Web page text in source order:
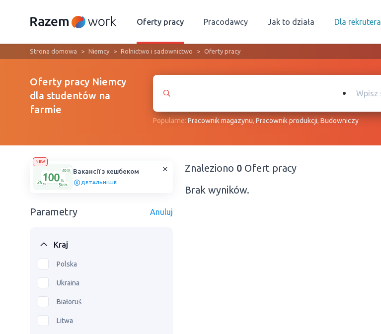
Oferty pracy Pracodawcy Jak to działa Dla rekrutera
Strona domowa Niemcy Rolnictwo i sadownictwo Oferty pracy
Oferty pracy Niemcy
dla studentów na
farmie
Popularne:Рracownik magazynu,Pracownik produkcji,Budowniczy
NEW
Вакансії з кешбеком
ДЕТАЛЬНІШЕ
Parametry Anuluj
Kraj
Polska
Ukraina
Białoruś
Litwa
Znaleziono 0 Ofert pracy
Brak wyników.